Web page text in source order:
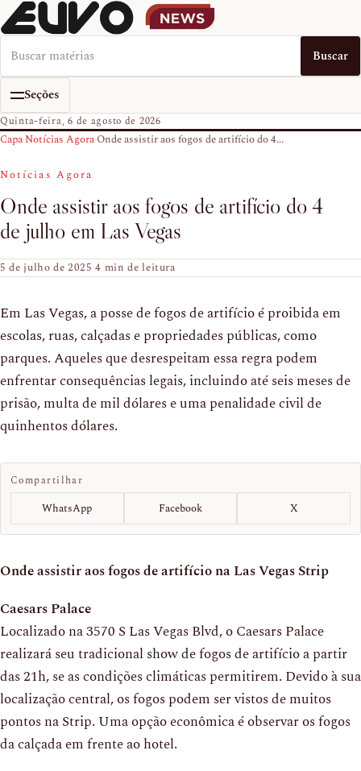
Buscar no EUVO News Buscar
Seções
Quinta-feira, 6 de agosto de 2026
Capa›Notícias Agora›Onde assistir aos fogos de artifício do 4...
Notícias Agora
Onde assistir aos fogos de artifício do 4
de julho em Las Vegas
5 de julho de 2025·4 min de leitura
Em Las Vegas, a posse de fogos de artifício é proibida em
escolas, ruas, calçadas e propriedades públicas, como
parques. Aqueles que desrespeitam essa regra podem
enfrentar consequências legais, incluindo até seis meses de
prisão, multa de mil dólares e uma penalidade civil de
quinhentos dólares.
Compartilhar
WhatsApp Facebook X
Onde assistir aos fogos de artifício na Las Vegas Strip
Caesars Palace
Localizado na 3570 S Las Vegas Blvd, o Caesars Palace
realizará seu tradicional show de fogos de artifício a partir
das 21h, se as condições climáticas permitirem. Devido à sua
localização central, os fogos podem ser vistos de muitos
pontos na Strip. Uma opção econômica é observar os fogos
da calçada em frente ao hotel.